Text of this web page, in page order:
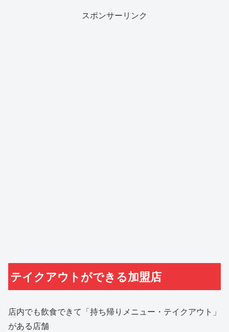
スポンサーリンク
テイクアウトができる加盟店
店内でも飲食できて「持ち帰りメニュー・テイクアウト」
がある店舗